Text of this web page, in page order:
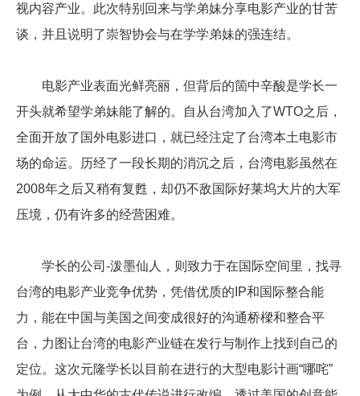
视内容产业。此次特别回来与学弟妹分享电影产业的甘苦
谈，并且说明了崇智协会与在学学弟妹的强连结。
电影产业表面光鲜亮丽，但背后的箇中辛酸是学长一
开头就希望学弟妹能了解的。自从台湾加入了WTO之后，
全面开放了国外电影进口，就已经注定了台湾本土电影市
场的命运。历经了一段长期的消沉之后，台湾电影虽然在
2008年之后又稍有复甦，却仍不敌国际好莱坞大片的大军
压境，仍有许多的经营困难。
学长的公司-泼墨仙人，则致力于在国际空间里，找寻
台湾的电影产业竞争优势，凭借优质的IP和国际整合能
力，能在中国与美国之间变成很好的沟通桥樑和整合平
台，力图让台湾的电影产业链在发行与制作上找到自己的
定位。这次元隆学长以目前在进行的大型电影计画“哪咤”